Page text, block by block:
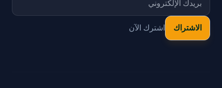
اشترك الآن